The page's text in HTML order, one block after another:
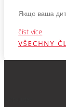
Якщо ваша
číst více
VŠECHNY